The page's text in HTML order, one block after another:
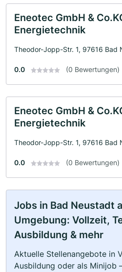
Eneotec GmbH &
Energietechnik
Theodor-Jopp-Str. 1, 97616 Bad
0.0 (0 Bewertungen)
Eneotec GmbH &
Energietechnik
Theodor-Jopp-Str. 1, 97616 Bad
0.0 (0 Bewertungen)
Jobs in Bad Neustadt
Umgebung: Vollzeit,
Ausbildung & mehr
Aktuelle Stellenangebote in
Ausbildung oder als Minijob